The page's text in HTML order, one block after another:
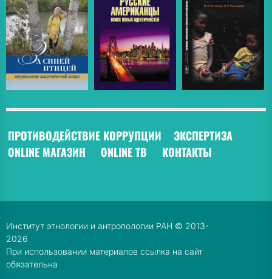
ПРОТИВОДЕЙСТВИЕ КОРРУПЦИИ ЭКСПЕРТИЗА
ONLINE МАГАЗИН
ONLINE ТВ КОНТАКТЫ
Институт этнологии и антропологии РАН © 2013-
2026
При использовании материалов ссылка на сайт
обязательна